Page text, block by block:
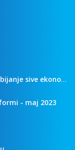
Pregled - Nacionalni program za suzbijanje sive ekonomije
- maj 2023